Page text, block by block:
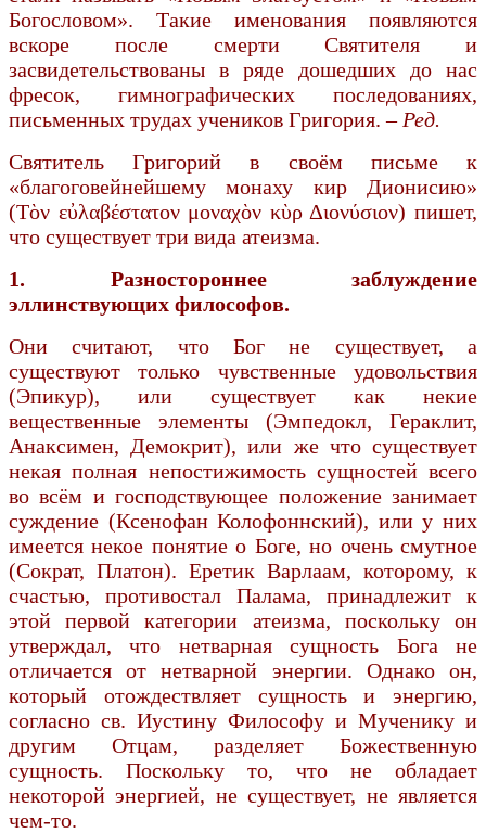
Богословом». Такие именования появляются
вскоре после смерти Святителя и
засвидетельствованы в ряде дошедших до нас
фресок, гимнографических последованиях,
письменных трудах учеников Григория.– Ред.
Святитель Григорий в своём письме к
«благоговейнейшему монаху кир Дионисию»
(Τὸν εὐλαβέστατον μοναχὸν κὺρ Διονύσιον) пишет,
что существует три вида атеизма.
1. Разностороннее заблуждение
эллинствующих философов.
Они считают, что Бог не существует, а
существуют только чувственные удовольствия
(Эпикур), или существует как некие
вещественные элементы (Эмпедокл, Гераклит,
Анаксимен, Демокрит), или же что существует
некая полная непостижимость сущностей всего
во всём и господствующее положение занимает
суждение (Ксенофан Колофоннский), или у них
имеется некое понятие о Боге, но очень смутное
(Сократ, Платон). Еретик Варлаам, которому, к
счастью, противостал Палама, принадлежит к
этой первой категории атеизма, поскольку он
утверждал, что нетварная сущность Бога не
отличается от нетварной энергии. Однако он,
который отождествляет сущность и энергию,
согласно св. Иустину Философу и Мученику и
другим Отцам, разделяет Божественную
сущность. Поскольку то, что не обладает
некоторой энергией, не существует, не является
чем-то.